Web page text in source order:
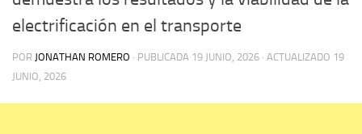
electrificación en el transporte
POR JONATHAN ROMERO · PUBLICADA 19 JUNIO, 2026 · ACTUALIZADO 19
JUNIO, 2026